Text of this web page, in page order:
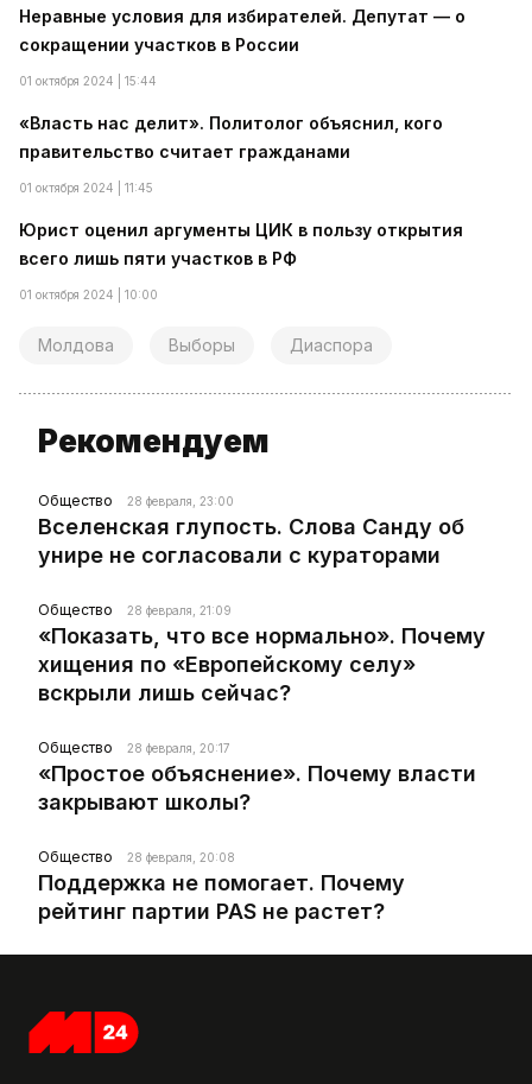
Неравные условия для избирателей. Депутат — о
сокращении участков в России
01 октября 2024 | 15:44
«Власть нас делит». Политолог объяснил, кого
правительство считает гражданами
01 октября 2024 | 11:45
Юрист оценил аргументы ЦИК в пользу открытия
всего лишь пяти участков в РФ
01 октября 2024 | 10:00
Молдова Выборы Диаспора
Рекомендуем
Общество 28 февраля, 23:00
Вселенская глупость. Слова Санду об
унире не согласовали с кураторами
Общество 28 февраля, 21:09
«Показать, что все нормально». Почему
хищения по «Европейскому селу»
вскрыли лишь сейчас?
Общество 28 февраля, 20:17
«Простое объяснение». Почему власти
закрывают школы?
Общество 28 февраля, 20:08
Поддержка не помогает. Почему
рейтинг партии PAS не растет?